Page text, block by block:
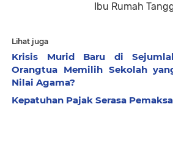
Ibu Rumah
Lihat juga
Krisis Murid Baru di
Orangtua Memilih Sekolah
Nilai Agama?
Kepatuhan Pajak Serasa